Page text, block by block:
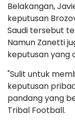
Belakangan,
keputusan
Saudi tersebut
Namun Zanetti
keputusan yang
"Sulit untuk
keputusan
pandang yang
Tribal Football.